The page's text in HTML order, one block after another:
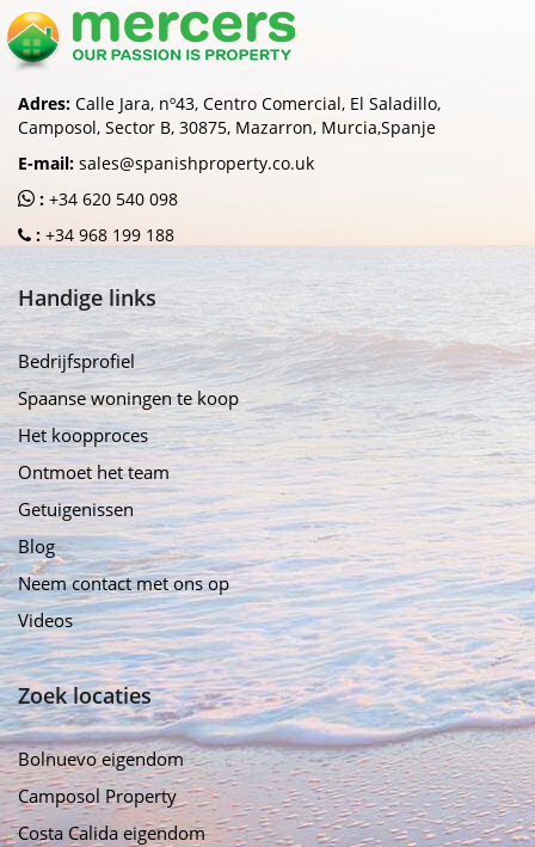
Adres: Calle Jara, nº43, Centro Comercial, El Saladillo,
Camposol, Sector B, 30875, Mazarron, Murcia,Spanje
E-mail: sales@spanishproperty.co.uk
: +34 620 540 098
: +34 968 199 188
Handige links
Bedrijfsprofiel
Spaanse woningen te koop
Het koopproces
Ontmoet het team
Getuigenissen
Blog
Neem contact met ons op
Videos
Zoek locaties
Bolnuevo eigendom
Camposol Property
Costa Calida eigendom